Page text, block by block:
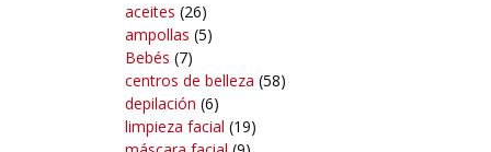
aceites (26)
ampollas (5)
Bebés (7)
centros de belleza (58)
depilación (6)
limpieza facial (19)